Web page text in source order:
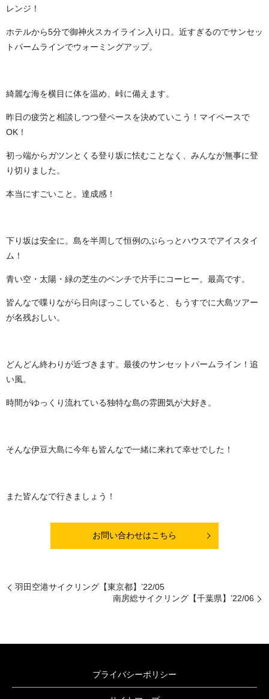
レンジ！
ホテルから5分で御神火スカイライン入り口。近すぎるのでサンセッ
トパームラインでウォーミングアップ。
綺麗な海を横目に体を温め、峠に備えます。
昨日の疲労と相談しつつ登ペースを決めていこう！マイペースで
OK！
初っ端からガツンとくる登り坂に怯むことなく、みんなが無事に登
り切りました。
本当にすごいこと。達成感！
下り坂は安全に。島を半周して恒例のぶらっとハウスでアイスタイ
ム！
青い空・太陽・緑の芝生のベンチで片手にコーヒー。最高です。
皆んなで喋りながら日向ぼっこしていると、もうすでに大島ツアー
が名残おしい。
どんどん終わりが近づきます。最後のサンセットパームライン！追
い風。
時間がゆっくり流れている独特な島の雰囲気が大好き。
そんな伊豆大島に今年も皆んなで一緒に来れて幸せでした！
また皆んなで行きましょう！
お問い合わせはこちら
羽田空港サイクリング【東京都】’22/05
南房総サイクリング【千葉県】’22/06
プライバシーポリシー